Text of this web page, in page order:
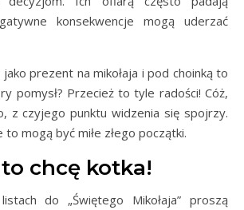
konsekwencje mogą uderzać
prezent na mikołaja i pod choinką to
pomysł? Przecież to tyle radości! Cóż,
z czyjego punktu widzenia się spojrzy.
mogą być miłe złego początki.
chcę kotka!
do „Świętego Mikołaja” proszą